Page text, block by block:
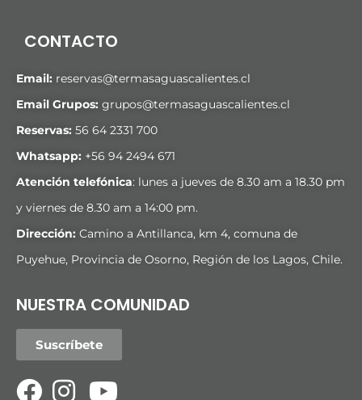
CONTACTO
Email: reservas@termasaguascalientes.cl
Email Grupos: grupos@termasaguascalientes.cl
Reservas: 56 64 2331 700
Whatsapp: +56 94 2494 671
Atención telefónica: lunes a jueves de 8.30 am a 18.30 pm
y viernes de 8.30 am a 14:00 pm.
Dirección: Camino a Antillanca, km 4, comuna de
Puyehue, Provincia de Osorno, Región de los Lagos, Chile.
NUESTRA COMUNIDAD
Suscríbete